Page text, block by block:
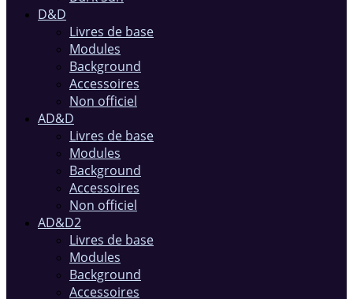
D&D
Livres de base
Modules
Background
Accessoires
Non officiel
AD&D
Livres de base
Modules
Background
Accessoires
Non officiel
AD&D2
Livres de base
Modules
Background
Accessoires